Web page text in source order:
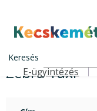
tartalomra
Kecskemét
Keresés
Felső navigáció
E-ügyintézés
Zebra Taxi